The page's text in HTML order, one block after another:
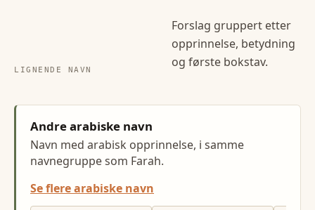
LIGNENDE NAVN
Forslag gruppert etter
opprinnelse, betydning
og første bokstav.
Andre arabiske navn
Navn med arabisk opprinnelse, i samme
navnegruppe som Farah.
Se flere arabiske navn